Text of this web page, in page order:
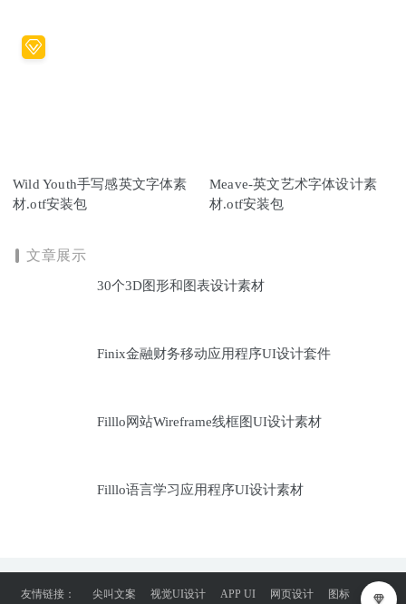
Wild Youth手写感英文字体素
材.otf安装包
Meave-英文艺术字体设计素
材.otf安装包
文章展示
30个3D图形和图表设计素材
Finix金融财务移动应用程序UI设计套件
Filllo网站Wireframe线框图UI设计素材
Filllo语言学习应用程序UI设计素材
友情链接： 尖叫文案 视觉UI设计 APP UI 网页设计 图标